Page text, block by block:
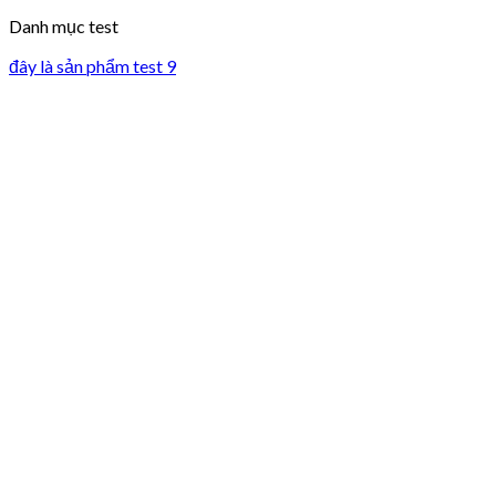
Danh mục test
đây là sản phẩm test 9